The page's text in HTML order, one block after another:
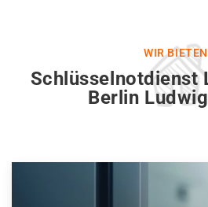
WIR BIETEN
Schlüsselnotdienst
Berlin